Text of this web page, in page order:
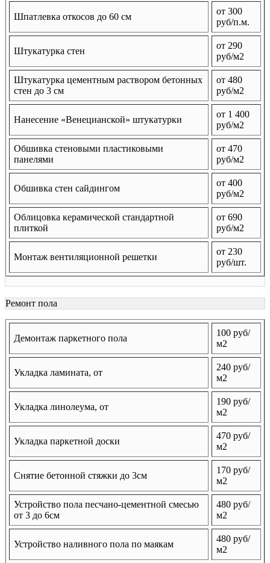
Шпатлевка откосов до 60 см
от 300
руб/п.м.
Штукатурка стен
от 290
руб/м2
Штукатурка цементным раствором бетонных
стен до 3 см
от 480
руб/м2
Нанесение «Венецианской» штукатурки
от 1 400
руб/м2
Обшивка стеновыми пластиковыми
панелями
от 470
руб/м2
Обшивка стен сайдингом
от 400
руб/м2
Облицовка керамической стандартной
плиткой
от 690
руб/м2
Монтаж вентиляционной решетки
от 230
руб/шт.
Ремонт пола
Демонтаж паркетного пола
100 руб/
м2
Укладка ламината, от
240 руб/
м2
Укладка линолеума, от
190 руб/
м2
Укладка паркетной доски
470 руб/
м2
Снятие бетонной стяжки до 3см
170 руб/
м2
Устройство пола песчано-цементной смесью
от 3 до 6см
480 руб/
м2
Устройство наливного пола по маякам
480 руб/
м2